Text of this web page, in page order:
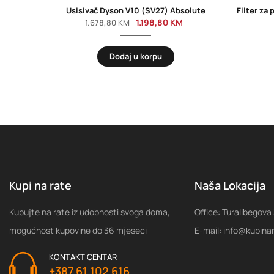
Usisivač Dyson V10 (SV27) Absolute
1.678,80KM 1.198,80 KM
Dodaj u korpu
Kupi na rate
Kupujte na rate iz udobnosti svoga doma,
mogućnost kupovine do 36 mjeseci
KONTAKT CENTAR
+387 61 102 616
Naša Lokacija
Office:
E-mail: